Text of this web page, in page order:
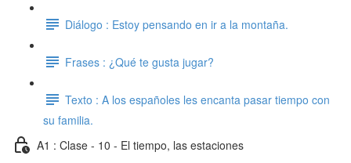
Diálogo : Estoy pensando en ir a la montaña.
Frases : ¿Qué te gusta jugar?
Texto : A los españoles les encanta pasar tiempo con
su familia.
A1 : Clase - 10 - El tiempo, las estaciones